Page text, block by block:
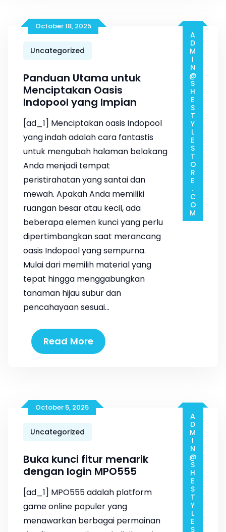
October 18, 2025
Uncategorized
Panduan Utama untuk
Menciptakan Oasis
Indopool yang Impian
[ad_1] Menciptakan oasis Indopool
yang indah adalah cara fantastis
untuk mengubah halaman belakang
Anda menjadi tempat
peristirahatan yang santai dan
mewah. Apakah Anda memiliki
ruangan besar atau kecil, ada
beberapa elemen kunci yang perlu
dipertimbangkan saat merancang
oasis Indopool yang sempurna.
Mulai dari memilih material yang
tepat hingga menggabungkan
tanaman hijau subur dan
pencahayaan sesuai…
Read More
ADMIN@SHESTYLESTORE.COM
October 5, 2025
Uncategorized
Buka kunci fitur menarik
dengan login MPO555
[ad_1] MPO555 adalah platform
game online populer yang
menawarkan berbagai permainan